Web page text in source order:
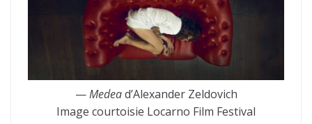
—Medead’Alexander Zeldovich
Image courtoisie Locarno Film Festival